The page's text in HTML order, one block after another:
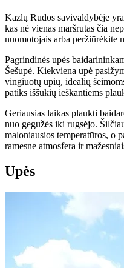
Kazlų Rūdos savivaldybėje
kas nė vienas maršrutas čia
nuomotojais arba peržiūrėkite
Pagrindinės upės
Šešupė. Kiekviena upė
vingiuotų upių, idealių
patiks iššūkių ieškantiems
Geriausias laikas plaukti
nuo gegužės iki rugsėjo.
maloniausios temperatūros, o
ramesne atmosfera ir
Upės